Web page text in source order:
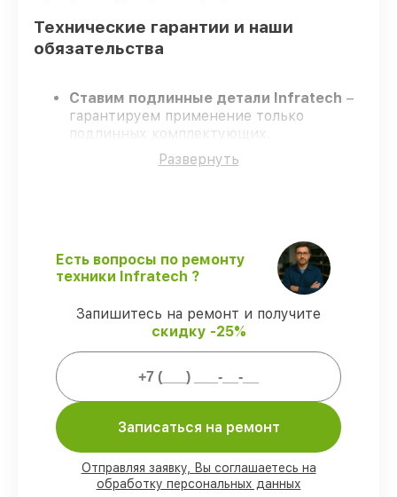
Технические гарантии и наши
обязательства
Ставим подлинные детали Infratech –
гарантируем применение только
подлинных комплектующих.
Сертифицированные инженеры
проходят строгий отбор, что
оптического прицела Infratech IT-124C
строго по договоренности.
Гарантийное сопровождение– все
работы и запчасти защищены сервисной
Мы гарантируем:
заказов проводим в присутствии
клиента
90%комплектующих Infratech имеются
на складе в Краснодаре, остальные
Развернуть
Есть вопросы по ремонту
техники Infratech ?
Запишитесь на ремонт и получите
скидку -25%
Записаться на ремонт
Отправляя заявку, Вы соглашаетесь на
обработку персональных данных